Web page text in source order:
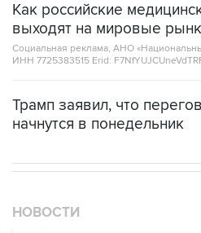
Как российские
выходят на мировые
Социальная реклама, АНО
ИНН 7725383515 Erid:
Трамп заявил, что
начнутся в понедельник
НОВОСТИ